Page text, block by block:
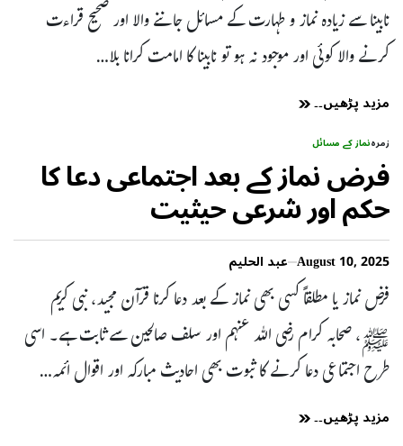
نابینا سے زیادہ نماز و طہارت کے مسائل جاننے والا اور صحیح قراءت
کرنے والا کوئی اور موجود نہ ہو تو نابینا کا امامت کرانا بلا…
مزید پڑھیں۔۔
زمرہنماز کے مسائل
فرض نماز کے بعد اجتماعی دعا کا
حکم اور شرعی حیثیت
August 10, 2025 عبد الحلیم
فرض نماز یا مطلقاً کسی بھی نماز کے بعد دعا کرنا قرآن مجید، نبی کریم
ﷺ، صحابہ کرام رضی اللہ عنہم اور سلف صالحین سے ثابت ہے۔ اسی
طرح اجتماعی دعا کرنے کا ثبوت بھی احادیث مبارکہ اور اقوال ائمہ…
مزید پڑھیں۔۔